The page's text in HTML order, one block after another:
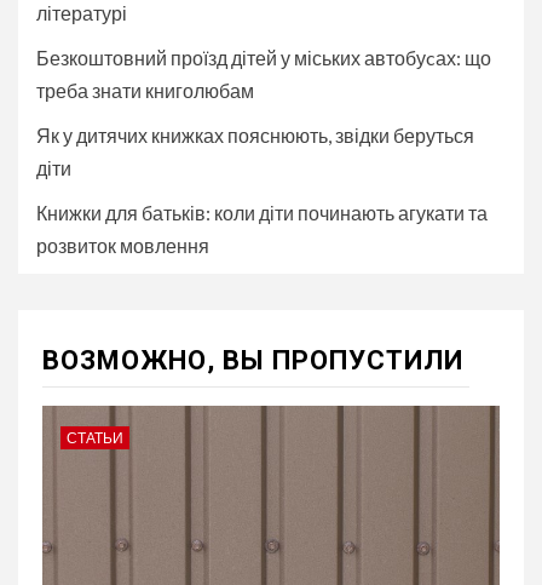
літературі
Безкоштовний проїзд дітей у міських автобуcах: що
треба знати книголюбам
Як у дитячих книжках пояснюють, звідки беруться
діти
Книжки для батьків: коли діти починають агукати та
розвиток мовлення
ВОЗМОЖНО, ВЫ ПРОПУСТИЛИ
СТАТЬИ